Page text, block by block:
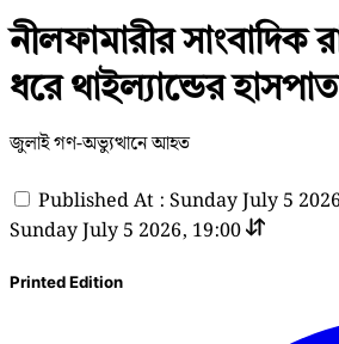
নীলফামারীর সাংবাদিক
ধরে থাইল্যান্ডের
জুলাই গণ-অভ্যুত্থানে আহত
Published At : Sunday July 5
Sunday July 5 2026, 19:00
Printed Edition